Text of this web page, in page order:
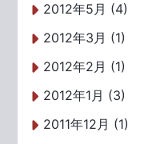
2012年5月 (4)
2012年3月 (1)
2012年2月 (1)
2012年1月 (3)
2011年12月 (1)